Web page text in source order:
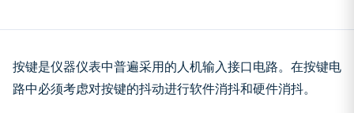
按键是仪器仪表中普遍采用的人机输入接口电路。在按键电
路中必须考虑对按键的抖动进行软件消抖和硬件消抖。